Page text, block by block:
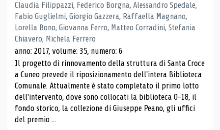
Claudia Filippazzi, Federico Borgna, Alessandro Spedale,
Fabio Guglielmi, Giorgio Gazzera, Raffaella Magnano,
Lorella Bono, Giovanna Ferro, Matteo Corradini, Stefania
Chiavero, Michela Ferrero
anno: 2017, volume: 35, numero: 6
Il progetto di rinnovamento della struttura di Santa Croce
a Cuneo prevede il riposizionamento dell'intera Biblioteca
Comunale. Attualmente è stato completato il primo lotto
dell'intervento, dove sono collocati la biblioteca 0-18, il
fondo storico, la collezione di Giuseppe Peano, gli uffici
del premio ...